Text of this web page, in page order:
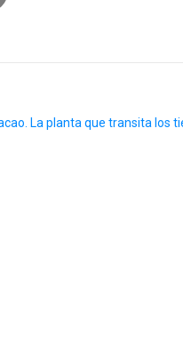
La planta que transita los